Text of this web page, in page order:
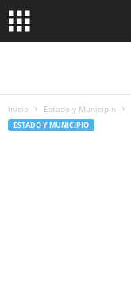
Inicio Estado y Municipio
ESTADO Y MUNICIPIO